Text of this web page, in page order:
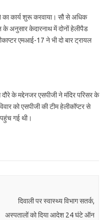
का कार्य शुरू करवाया। सौ से अधिक
के अनुसार केदारनाथ में दोनों हेलीपैड
एमआई-17 ने भी दो बार ट्रायल
के मद्देनजर एसपीजी ने मंदिर परिसर के
को एसपीजी की टीम हेलीकॉप्टर से
पहुंच गई थी।
दिवाली पर स्वास्थ्य विभाग सतर्क,
अस्पतालों को दिया आदेश 24 घंटे ऑन